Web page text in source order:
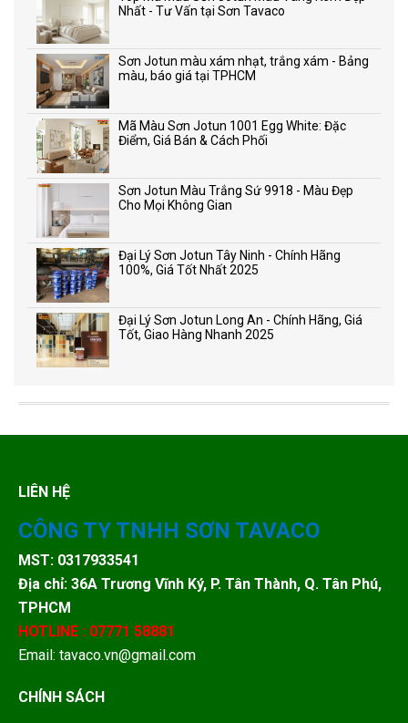
Nhất - Tư Vấn tại Sơn Tavaco
Sơn Jotun màu xám nhạt, trắng xám - Bảng
màu, báo giá tại TPHCM
Mã Màu Sơn Jotun 1001 Egg White: Đặc
Điểm, Giá Bán & Cách Phối
Sơn Jotun Màu Trắng Sứ 9918 - Màu Đẹp
Cho Mọi Không Gian
Đại Lý Sơn Jotun Tây Ninh - Chính Hãng
100%, Giá Tốt Nhất 2025
Đại Lý Sơn Jotun Long An - Chính Hãng, Giá
Tốt, Giao Hàng Nhanh 2025
LIÊN HỆ
CÔNG TY TNHH SƠN TAVACO
MST: 0317933541
Địa chỉ: 36A Trương Vĩnh Ký, P. Tân Thành, Q. Tân Phú,
TPHCM
HOTLINE : 07771 58881
Email: tavaco.vn@gmail.com
CHÍNH SÁCH